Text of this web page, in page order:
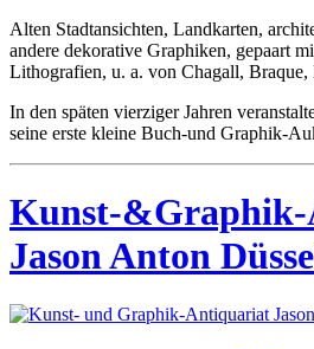
Alten Stadtansichten, Landkarten,
andere dekorative Graphiken, gepaart
Lithografien, u. a. von Chagall,
In den späten vierziger Jahren
seine erste kleine Buch-und Graphik-
Kunst-
Jason Anton